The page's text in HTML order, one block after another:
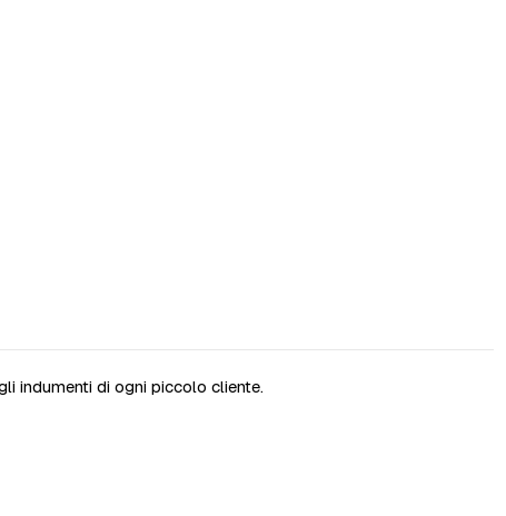
indumenti di ogni piccolo cliente.